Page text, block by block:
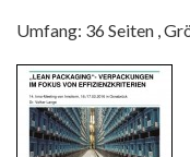
Umfang: 36 Seiten ,